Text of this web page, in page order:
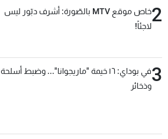
2
خاص موقع MTV بالصّورة: أشرف دبّور ليس
لاجئاً!
3
في بوداي: ١٦ خيمة "ماريجوانا"... وضبط أسلحة
وذخائر